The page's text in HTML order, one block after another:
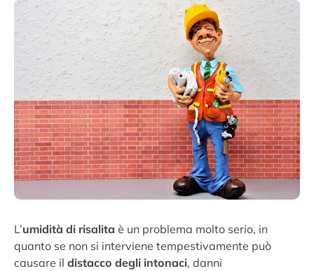
L’umidità di risalita è un problema molto serio, in
quanto se non si interviene tempestivamente può
causare il distacco degli intonaci, danni